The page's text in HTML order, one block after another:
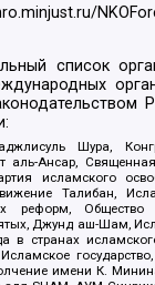
список
Шура,
аль-Ансар,
исламского
Талибан,
реформ, Общество
Джунд аш-Шам,
в странах
имени К.